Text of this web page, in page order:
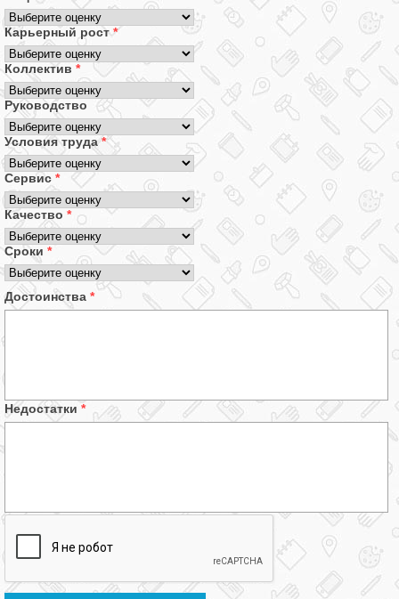
Карьерный рост*
Коллектив *
Руководство
Условия труда *
Сервис *
Качество *
Сроки *
Достоинства *
Недостатки *